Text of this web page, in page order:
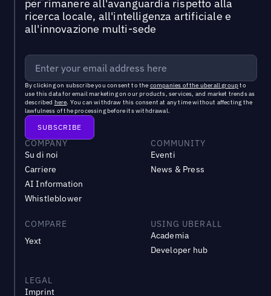
per rimanere all'avanguardia rispetto alla
ricerca locale, all'intelligenza artificiale e
all'innovazione multi-sede
By clicking on subscribe you consent to the companies of the uberall groupto
use this data for email marketing on our products, services, and market trends as
described here. You can withdraw this consent at any time without affecting the
lawfulness of the processing before its withdrawal.
COMPANY
Su di noi
Carriere
AI Information
Whistleblower
COMMUNITY
Eventi
News & Press
COMPARE
Yext
USING UBERALL
Academia
Developer hub
LEGAL
Imprint